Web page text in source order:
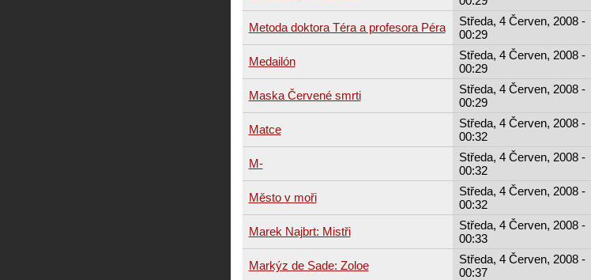
Metoda doktora Téra a profesora Péra
Středa, 4 Červen, 2008 -
00:29
Medailón
Středa, 4 Červen, 2008 -
00:29
Maska Červené smrti
Středa, 4 Červen, 2008 -
00:29
Matce
Středa, 4 Červen, 2008 -
00:32
M-
Středa, 4 Červen, 2008 -
00:32
Město v moři
Středa, 4 Červen, 2008 -
00:32
Marek Najbrt: Mistři
Středa, 4 Červen, 2008 -
00:33
Markýz de Sade: Zoloe
Středa, 4 Červen, 2008 -
00:37